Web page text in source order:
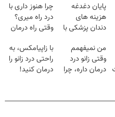
پایان دغدغه
هزینه های
دندان پزشکی با
خانگی
چرا هنوز داری با
درد راه میری؟
وقتی راه درمان
من نمیفهمم
وقتی زانو درد
درمان داره، چرا
با زاپیامکس، به
راحتی درد زانو را
درمان کنید!